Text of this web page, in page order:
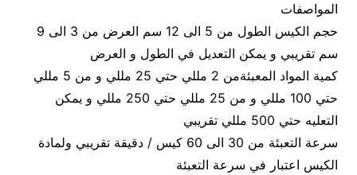
المواصفات
حجم الكيس الطول من 5 الى 12 سم العرض من 3 الى 9
سم تقريبي و يمكن التعديل في الطول و العرض
كمية المواد المعبئةمن 2 مللي حتي 25 مللي و من 5 مللي
حتي 100 مللي و من 25 مللي حتي 250 مللي و يمكن
التعليه حتي 500 مللي تقريبي
سرعة التعبئة من 30 الى 60 كيس / دقيقة تقريبي ولمادة
الكيس اعتبار في سرعة التعبئة